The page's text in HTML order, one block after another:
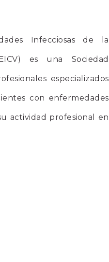
Infecciosas de la
es una Sociedad
especializados
con enfermedades
actividad profesional en